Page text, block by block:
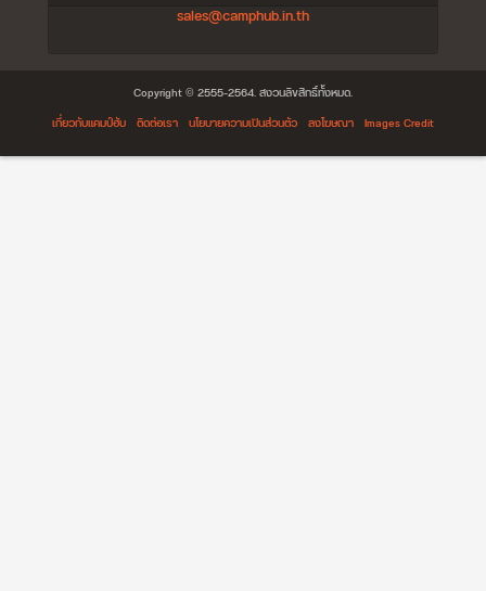
sales@camphub.in.th
Copyright © 2555-2564. สงวนลิขสิทธิ์ทั้งหมด.
เกี่ยวกับแคมป์ฮับ ติดต่อเรา นโยบายความเป็นส่วนตัว ลงโฆษณา Images Credit